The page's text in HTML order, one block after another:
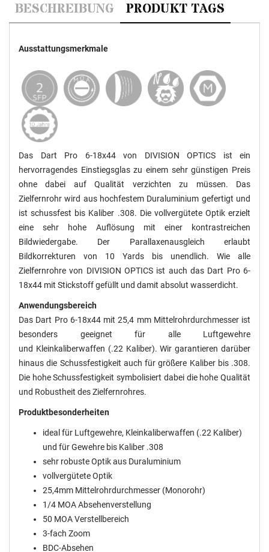
BESCHREIBUNG PRODUKT TAGS
Ausstattungsmerkmale
Das Dart Pro 6-18x44 von DIVISION OPTICS ist ein
hervorragendes Einstiegsglas zu einem sehr günstigen Preis
ohne dabei auf Qualität verzichten zu müssen. Das
Zielfernrohr wird aus hochfestem Duraluminium gefertigt und
ist schussfest bis Kaliber .308. Die vollvergütete Optik erzielt
eine sehr hohe Auflösung mit einer kontrastreichen
Bildwiedergabe. Der Parallaxenausgleich erlaubt
Bildkorrekturen von 10 Yards bis unendlich. Wie alle
Zielfernrohre von DIVISION OPTICS ist auch das Dart Pro 6-
18x44 mit Stickstoff gefüllt und damit absolut wasserdicht.
Anwendungsbereich
Das Dart Pro 6-18x44 mit 25,4 mm Mittelrohrdurchmesser ist
besonders geeignet für alle Luftgewehre
und Kleinkaliberwaffen (.22 Kaliber). Wir garantieren darüber
hinaus die Schussfestigkeit auch für größere Kaliber bis .308.
Die hohe Schussfestigkeit symbolisiert dabei die hohe Qualität
und Robustheit des Zielfernrohres.
Produktbesonderheiten
ideal für Luftgewehre, Kleinkaliberwaffen (.22 Kaliber)
und für Gewehre bis Kaliber .308
sehr robuste Optik aus Duraluminium
vollvergütete Optik
25,4mm Mittelrohrdurchmesser (Monorohr)
1/4 MOA Absehenverstellung
50 MOA Verstellbereich
3-fach Zoom
BDC-Absehen